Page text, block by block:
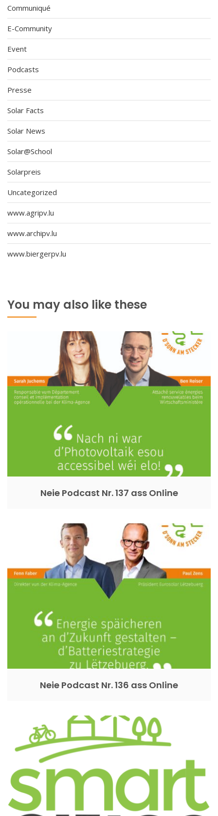
Communiqué
E-Community
Event
Podcasts
Presse
Solar Facts
Solar News
Solar@School
Solarpreis
Uncategorized
www.agripv.lu
www.archipv.lu
www.biergerpv.lu
You may also like these
Neie Podcast Nr. 137 ass Online
Neie Podcast Nr. 136 ass Online